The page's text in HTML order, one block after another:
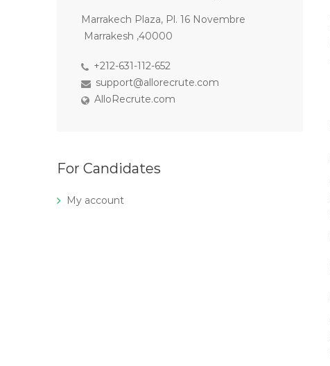
Marrakech Plaza, Pl. 16 Novembre
Marrakesh ,40000
+212-631-112-652
support@allorecrute.com
AlloRecrute.com
For Candidates
My account